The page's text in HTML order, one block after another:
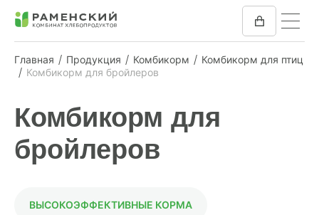
Главная Продукция Комбикорм
Комбикорм для птиц
Комбикорм для бройлеров
Комбикорм для
бройлеров
ВЫСОКОЭФФЕКТИВНЫЕ КОРМА
МУКА
КОМПАНИЯ